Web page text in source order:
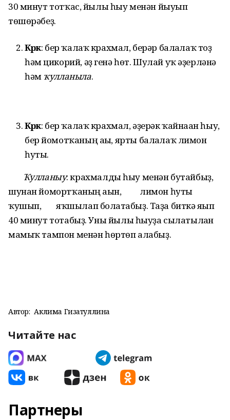
30 минут тотҡас, йылы һыу менән йыуып
төшөрәбеҙ.
Кәрәк: бер ҡалаҡ крахмал, берәр балғалаҡ тоҙ
һәм цикорий, әҙ генә һөт. Шулай уҡ әҙерләнә
һәм ҡулланыла.
Кәрәк: бер ҡалаҡ крахмал, әҙерәк ҡайнаған һыу,
бер йомотҡаның ағы, ярты балғалаҡ лимон
һуты.
Ҡулланыу: крахмалды һыу менән бутайбыҙ,
шунан йомортҡаның ағын, лимон һуты
ҡушып, яҡшылап болғатабыҙ. Таҙа биткә яғып
40 минут тотабыҙ. Уны йылы һыуҙа сылатылған
мамыҡ тампон менән һөртөп алабыҙ.
Автор: Аклима Гизатуллина
Читайте нас
Партнеры